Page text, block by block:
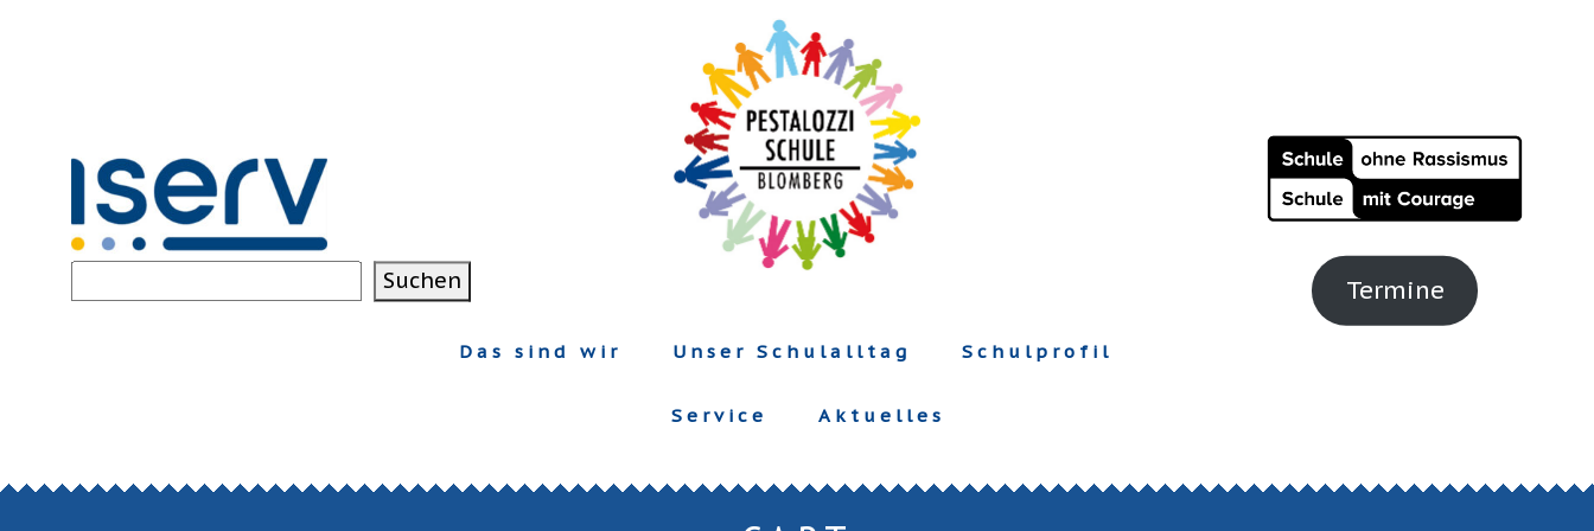
Suchen
Das sind wir Unser Schulalltag Schulprofil
Service Aktuelles
Termine